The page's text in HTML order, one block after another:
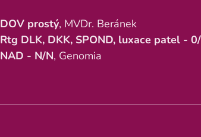
DOV prostý, MVDr. Beránek
Rtg DLK, DKK, SPOND, luxace patel -
NAD - N/N, Genomia